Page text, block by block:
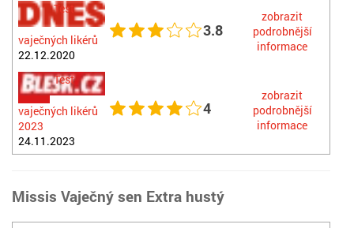
Test
vaječných likérů
22.12.2020
3.8
zobrazit
podrobnější
informace
Test
vaječných likérů
2023
24.11.2023
4
zobrazit
podrobnější
informace
Missis Vaječný sen Extra hustý